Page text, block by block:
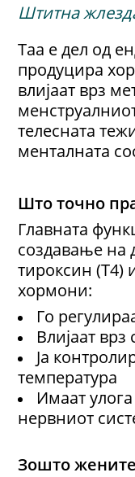
Штитна
Таа е дел од
продуцира
влијаат врз
телесната
менталната
Што точно
Главната
создавање на
тироксин (T4)
хормони:
Го
Влијаат
Ја
температура
Имаат
нервниот
Зошто